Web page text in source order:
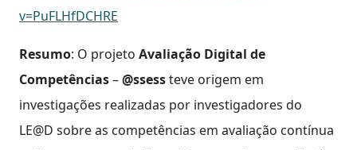
v=PuFLHfDCHRE
Resumo: O projeto Avaliação Digital de
Competências–@ssessteve origem em
investigações realizadas por investigadores do
LE@D sobre as competências em avaliação contínua